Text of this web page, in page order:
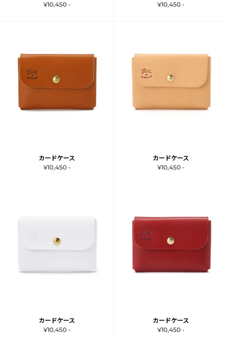
¥10,450 -
¥10,450 -
カードケース
¥10,450 -
カードケース
¥10,450 -
カードケース
¥10,450 -
カードケース
¥10,450 -